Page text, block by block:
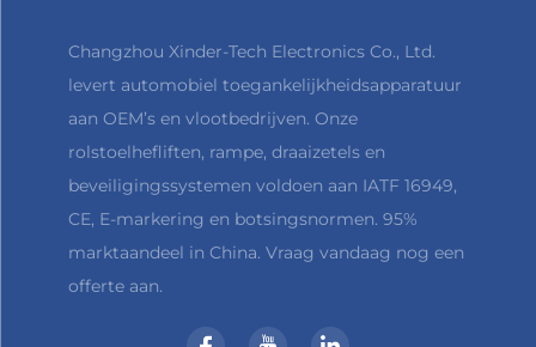
Changzhou Xinder-Tech Electronics Co., Ltd.
levert automobiel toegankelijkheidsapparatuur
aan OEM’s en vlootbedrijven. Onze
rolstoelhefliften, rampe, draaizetels en
beveiligingssystemen voldoen aan IATF 16949,
CE, E-markering en botsingsnormen. 95%
marktaandeel in China. Vraag vandaag nog een
offerte aan.